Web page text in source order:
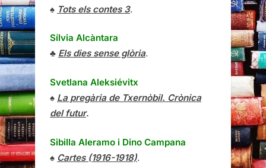
♠ Tots els contes 3.
Sílvia Alcàntara
♣ Els dies sense glòria.
Svetlana Aleksiévitx
♠ La pregària de Txernòbil. Crònica
del futur.
Sibilla Aleramo i Dino Campana
♠ Cartes (1916-1918).